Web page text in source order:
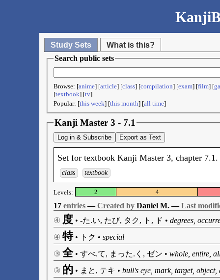
Study Sets
What is this?
Search public sets
Browse: [anime] [article] [class] [compilation] [exam] [film] [
[textbook] [tv]
Popular: [this week] [this month] [all time]
Kanji Master 3 - 7.1
Log in & Subscribe Export as Text
Set for textbook Kanji Master 3, chapter 7.1.
class textbook
Levels: 2 4
17 entries—Created by Daniel M. —Last
④ 度 • -た.い, たび, タク, ト, ド • degrees,
④ 特• トク • special
③ 全• すべ.て, まった.く, ゼン • whole, entire,
③ 的 • まと, テキ • bull's eye, mark, target, object,